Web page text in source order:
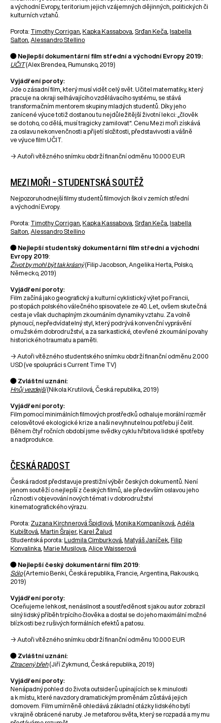
a východní Evropy, teritorium jejich vzájemných dějinných, politických či
kulturních vztahů.
Porota: Timothy Corrigan Kapka Kassabova Srđan Keča
Isabella
Salton ,Alessandro Stellino
● Nejlepší dokumentární film střední a východní Evropy 2019:
UČIT(Alex Brendea, Rumunsko, 2019)
Vyjádření poroty:
Jde o zásadní film, který musí vidět celý svět. Učitel matematiky, který
pracuje na okraji selhávajícího vzdělávacího systému, se stává
transformačním mentorem skupiny mladých studentů. Díky jeho
zanícené výuce totiž dostanou tu nejdůležitější životní lekci: „člověk
se do toho, co dělá, musí tragicky zamilovat“. Cenu Mezi moři získává
za oslavu nekonvenčnosti a přijetí složitosti, představivosti a vášně
ve výuce film UČIT.
→ Autoři vítězného snímku obdrží finanční odměnu 10.000 EUR
MEZI MOŘI – STUDENTSKÁ SOUTĚŽ
Nejpozoruhodnejší filmy studentů filmových škol v zemích střední
a východní Evropy.
Porota: Timothy Corrigan Kapka Kassabova Srđan Keča
Isabella
Salton ,Alessandro Stellino
● Nejlepší studentský dokumentární film střední a východní
Evropy 2019:
Život by mohl být tak krásný(Filip Jacobson, Angelika Herta, Polsko,
Německo, 2019)
Vyjádření poroty:
Film začíná jako geografický a kulturní cyklistický výlet po Francii,
po stopách polského válečného spisovatele ze 40. Let, ovšem skutečná
cesta je však duchaplným zkoumáním dynamiky vztahu. Za volně
plynoucí, nepředvídatelný styl, který podrývá konvenční vyprávění
o mužském dobrodružství, a za sarkastické, otevřené zkoumání povahy
historického traumatu a paměti.
→ Autoři vítězného studentského snímku obdrží finanční odměnu 2.000
USD (ve spolupráci s Current Time TV)
● Zvláštní uznání:
Hnůj vezdejší(Nikola Krutilová, Česká republika, 2019)
Vyjádření poroty:
Film pomocí minimálních filmových prostředků odhaluje morální rozměr
celosvětové ekologické krize a naši nevyhnutelnou potřebu jí čelit.
Během čtyř ročních období jsme svědky cyklu hřbitova lidské spotřeby
a nadprodukce.
ČESKÁ RADOST
Česká radost představuje prestižní výběr českých dokumentů. Není
jenom soutěží o nejlepší z českých filmů, ale především oslavou jeho
různosti v objevování nových témat i v dobrodružství
kinematografického výrazu.
Porota: Zuzana Kirchnerová Špidlová Monika Kompaníková ,Adéla
Kubištová
Martin Šrajer, Karel Žalud
Studentská porota:
Ludmila Cimburková Matyáš Janíček
Filip
Konvalinka
Marie Musilova ,Alice Waisserová
● Nejlepší český dokumentární film 2019:
Sólo(Artemio Benki, Česká republika, Francie, Argentina, Rakousko,
2019)
Vyjádření poroty:
Oceňujeme lehkost, nenásilnost a soustředěnost s jakou autor zobrazil
silný lidský příběh trpícího člověka a dostal se do jeho maximální možné
blízkosti bez rušivých formálních efektů a patosu.
→ Autoři vítězného snímku obdrží finanční odměnu 10.000 EUR
● Zvláštní uznání:
Ztracený břeh(Jiří Zykmund, Česká republika, 2019)
Vyjádření poroty:
Nenápadný pohled do života outsiderů upínajících se k minulosti
a k místu, které navzdory dramatickým proměnám zůstává jejich
domovem. Film umírněně ohledává základní otázky lidského bytí
v krajině obrácené naruby. Je metaforou světa, který se rozpadá a my mu